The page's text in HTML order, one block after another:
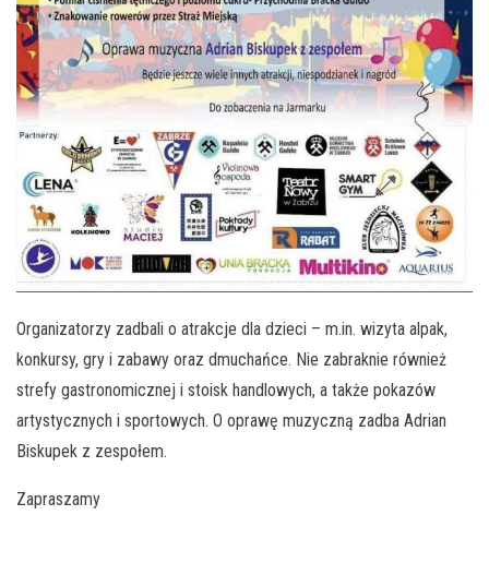
Organizatorzy zadbali o atrakcje dla dzieci – m.in. wizyta alpak,
konkursy, gry i zabawy oraz dmuchańce. Nie zabraknie również
strefy gastronomicznej i stoisk handlowych, a także pokazów
artystycznych i sportowych. O oprawę muzyczną zadba Adrian
Biskupek z zespołem.
Zapraszamy